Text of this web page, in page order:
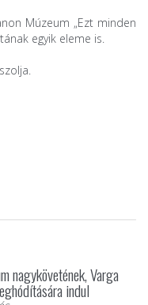
Múzeum „Ezt minden
egyik eleme is.
nagykövetének, Varga
indul